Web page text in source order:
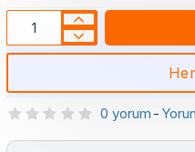
0 yorum -